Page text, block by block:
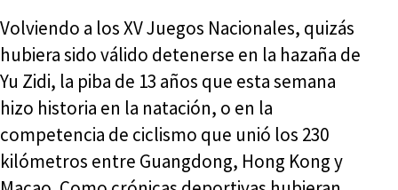
Volviendo a los XV Juegos Nacionales, quizás
hubiera sido válido detenerse en la hazaña de
Yu Zidi, la piba de 13 años que esta semana
hizo historia en la natación, o en la
competencia de ciclismo que unió los 230
kilómetros entre Guangdong, Hong Kong y